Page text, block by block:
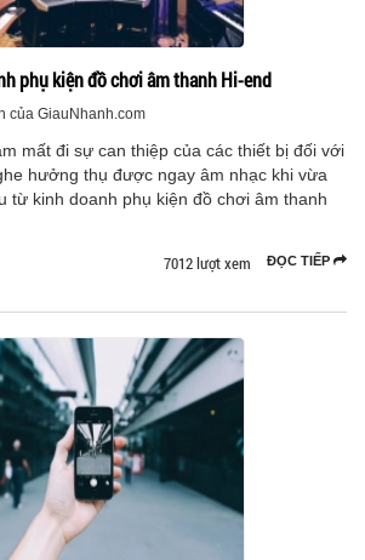
phụ kiện đồ chơi âm thanh Hi-end
của GiauNhanh.com
mất đi sự can thiệp của các thiết bị đối với
hưởng thụ được ngay âm nhạc khi vừa
từ kinh doanh phụ kiện đồ chơi âm thanh
ĐỌC TIẾP
7012 lượt xem